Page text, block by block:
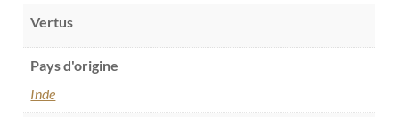
Vertus
Pays d'origine
Inde